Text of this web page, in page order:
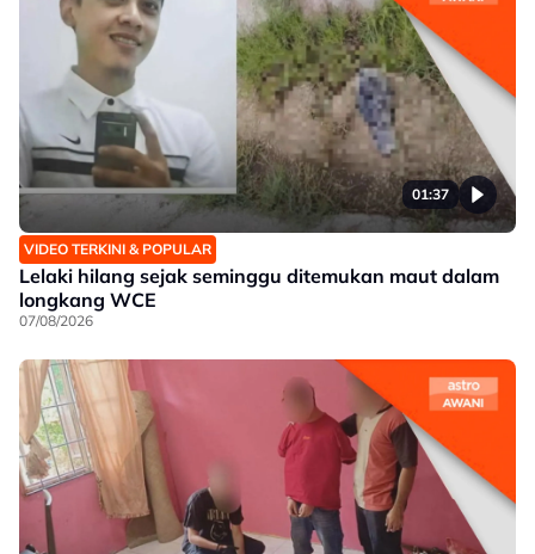
01:37
VIDEO TERKINI & POPULAR
Lelaki hilang sejak seminggu ditemukan maut dalam
longkang WCE
07/08/2026